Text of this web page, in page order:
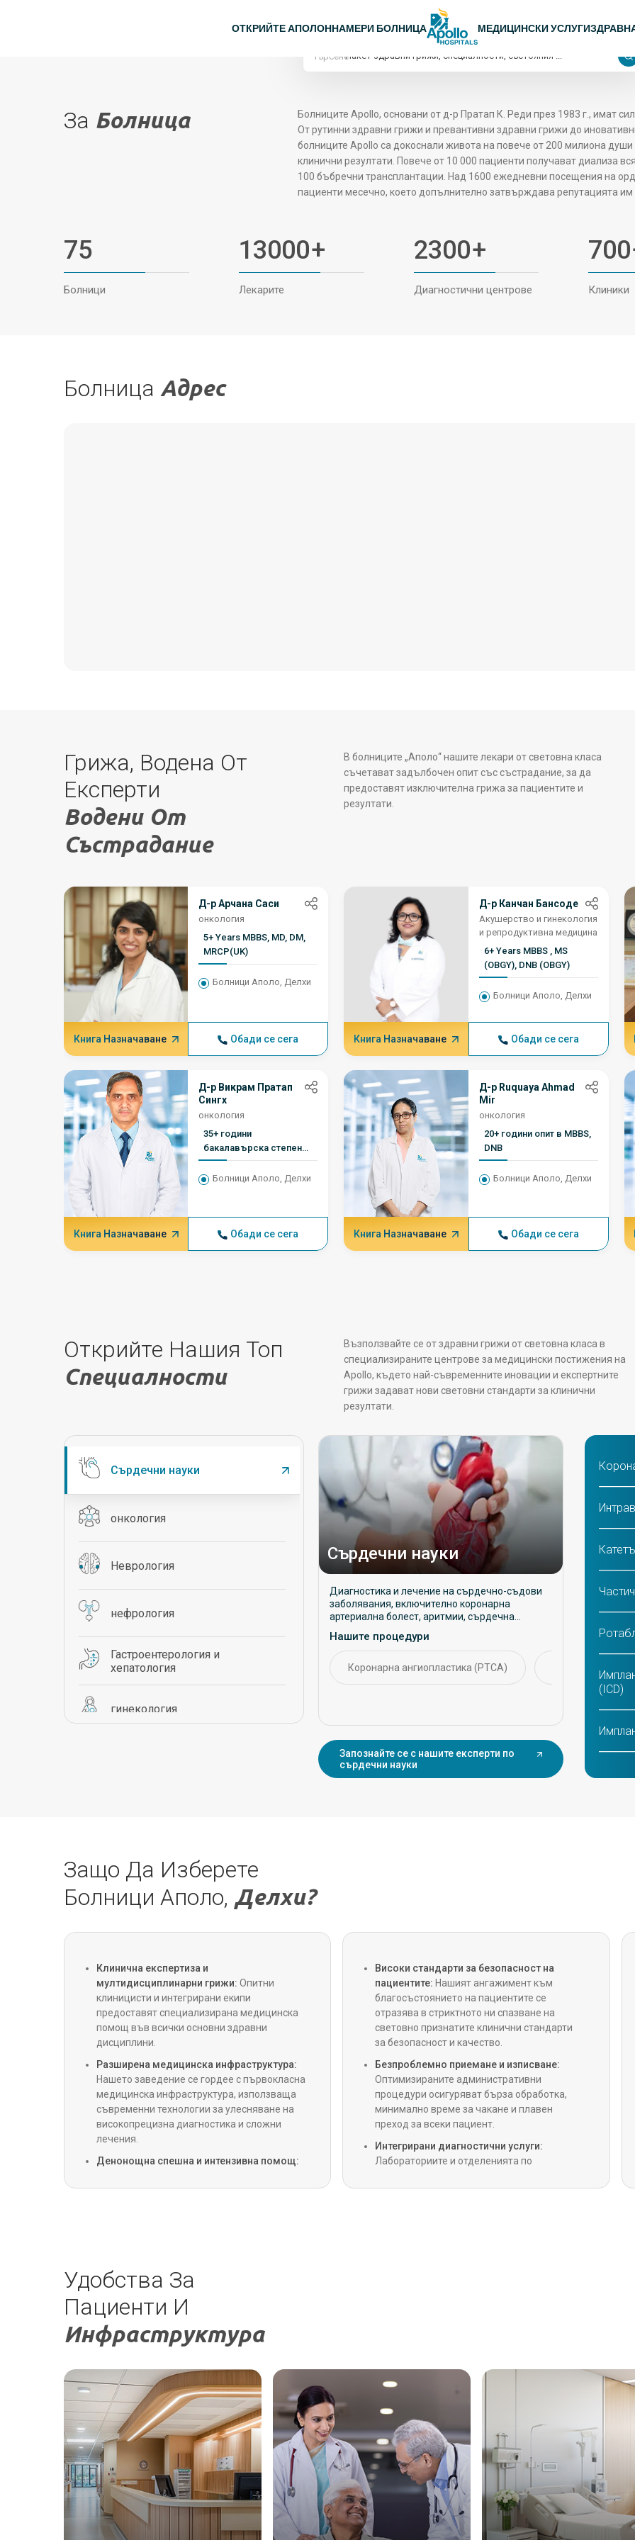
Основна навигация Делхи
ОТКРИЙТЕ АПОЛОННАМЕРИ БОЛНИЦА МЕДИЦИНСКИ УСЛУГИ
Търсене
За Болница
Болниците Apollo, основани от д-р Пратап К. Реди през 1983 г., имат
От рутинни здравни грижи и превантивни здравни грижи до
болниците Apollo са докоснали живота на повече от 200 милиона
клинични резултати. Повече от 10 000 пациенти получават диализа
100 бъбречни трансплантации. Над 1600 ежедневни посещения на
пациенти месечно, което допълнително затвърждава репутацията им
75
Болници
13000+
Лекарите
2300+
Диагностични центрове
700
Клиники
Болница Адрес
Грижа, Водена От
Експерти
Водени От
Състрадание
В болниците „Аполо“ нашите лекари от световна класа
съчетават задълбочен опит със състрадание, за да
предоставят изключителна грижа за пациентите и
резултати.
Д-р Арчана Саси
онкология
5+ Years MBBS, MD, DM,
MRCP(UK)
Болници Аполо, Делхи
Книга Назначаване Обади се сега
Д-р Канчан Бансоде
Акушерство и гинекология
и репродуктивна медицина
6+ Years MBBS , MS
(OBGY), DNB (OBGY)
Болници Аполо, Делхи
Книга Назначаване Обади се сега
Д-р Викрам Пратап
Сингх
онкология
35+ години
бакалавърска степен
по медицина,
магистърска степен,
технологичен институт
Болници Аполо, Делхи
Книга Назначаване Обади се сега
Д-р Ruquaya Ahmad
Mir
онкология
20+ години опит в MBBS,
DNB
Болници Аполо, Делхи
Книга Назначаване Обади се сега
Открийте Нашия Топ
Специалности
Възползвайте се от здравни грижи от световна класа в
специализираните центрове за медицински постижения на
Apollo, където най-съвременните иновации и експертните
грижи задават нови световни стандарти за клинични
резултати.
Сърдечни науки
онкология
Неврология
нефрология
Гастроентерология и
хепатология
гинекология
трансплантации
Бариатрична хирургия
Колоректална хирургия
Спешна медицина
УНГ
Internal Medicine
Сърдечни науки
Диагностика и лечение на сърдечно-съдови
заболявания, включително коронарна
артериална болест, аритмии, сърдечна
върху превантивни грижи, интервенционни
процедури и дългосрочно управление на
сърдечно-съдовото здраве.
Нашите процедури
Коронарна ангиопластика (PTCA) CABG
Запознайте се с нашите експерти по
сърдечни науки
(ICD)
Защо Да Изберете
Болници Аполо, Делхи?
Клинична експертиза и
мултидисциплинарни грижи: Опитни
клиницисти и интегрирани екипи
предоставят специализирана медицинска
помощ във всички основни здравни
дисциплини.
Разширена медицинска инфраструктура:
Нашето заведение се гордее с първокласна
медицинска инфраструктура, използваща
съвременни технологии за улесняване на
високопрецизна диагностика и сложни
лечения.
Денонощна спешна и интензивна помощ:
интензивните отделения работят 24 часа в
Високи стандарти за безопасност на
пациентите: Нашият ангажимент към
благосъстоянието на пациентите се
отразява в стриктното ни спазване на
световно признатите клинични стандарти
за безопасност и качество.
Безпроблемно приемане и изписване:
Оптимизираните административни
процедури осигуряват бърза обработка,
минимално време за чакане и плавен
преход за всеки пациент.
Интегрирани диагностични услуги:
Лабораториите и отделенията по
незабавни резултати, осигурявайки на
Удобства За
Пациенти И
Инфраструктура